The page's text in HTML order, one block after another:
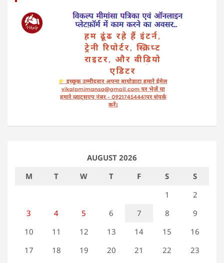
AUGUST 2026
M
T W T F S
S
1
2
3
4 5 6 7 8
9
10
11 12 13 14 15
16
17
18 19 20 21 22
23